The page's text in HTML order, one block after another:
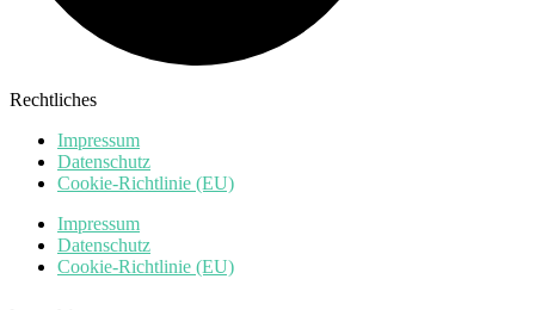
Rechtliches
Impressum
Datenschutz
Cookie-Richtlinie (EU)
Impressum
Datenschutz
Cookie-Richtlinie (EU)